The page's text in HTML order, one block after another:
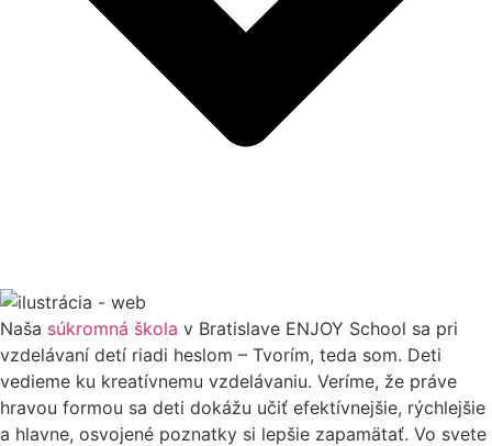
Naša súkromná škola v Bratislave ENJOY School sa pri
vzdelávaní detí riadi heslom – Tvorím, teda som. Deti
vedieme ku kreatívnemu vzdelávaniu. Veríme, že práve
hravou formou sa deti dokážu učiť efektívnejšie, rýchlejšie
a hlavne, osvojené poznatky si lepšie zapamätať. Vo svete